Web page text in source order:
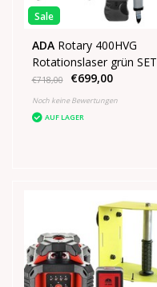
Sale
ADA Rotary 400HVG
Rotationslaser grün SET
€718,00 €699,00
Noch keine Bewertungen
AUF LAGER